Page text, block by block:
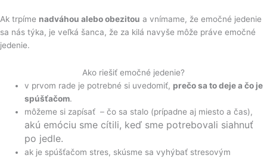
Ak trpíme nadváhou alebo obezitou a vnímame, že emočné jedenie
sa nás týka, je veľká šanca, že za kilá navyše môže práve emočné
jedenie.
Ako riešiť emočné jedenie?
v prvom rade je potrebné si uvedomiť, prečo sa to deje a čo je
spúšťačom.
môžeme si zapísať – čo sa stalo (prípadne aj miesto a čas),
akú emóciu sme cítili, keď sme potrebovali siahnuť
po jedle.
ak je spúšťačom stres, skúsme sa vyhýbať stresovým